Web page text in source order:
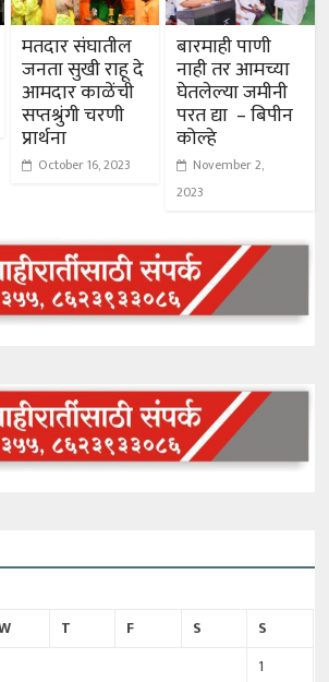
मतदार संघातील
जनता सुखी राहू दे
आमदार काळेंची
सप्तश्रुंगी चरणी
प्रार्थना
October 16, 2023
बारमाही पाणी
नाही तर आमच्या
घेतलेल्या जमीनी
परत द्या – बिपीन
कोल्हे
November 2,
2023
T F S
S
1